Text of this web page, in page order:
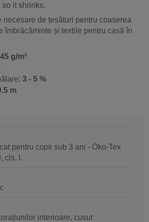
it shrinks.
necesare de țesături pentru coaserea
îmbrăcăminte și textile pentru casă în
g/m²
3 - 5 %
m
pentru copii sub 3 ani - Öko-Tex
cls. I.
interioare, cusut